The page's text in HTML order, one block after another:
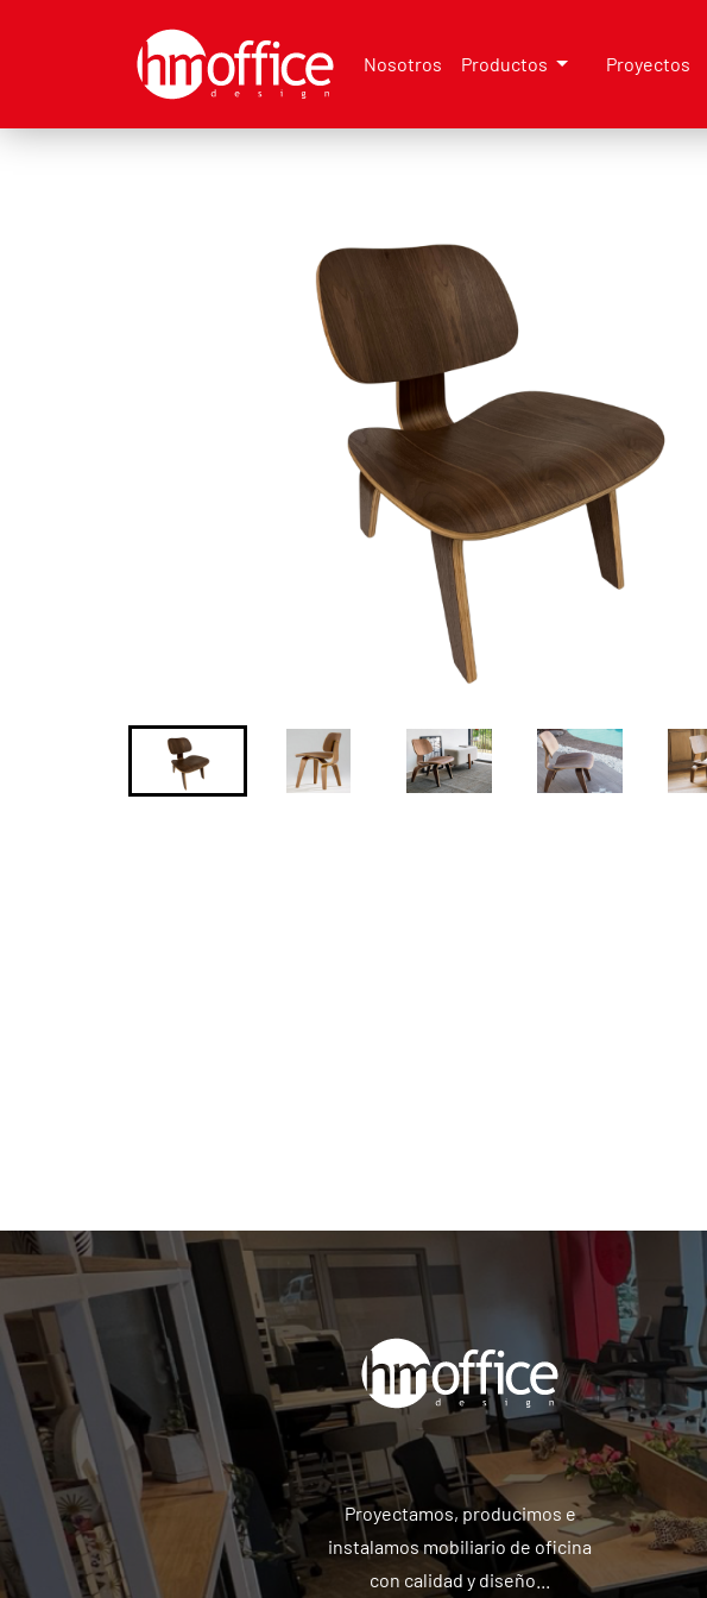
Nosotros Productos Proyectos
Proyectamos, producimos e
instalamos mobiliario de oficina
con calidad y diseño...